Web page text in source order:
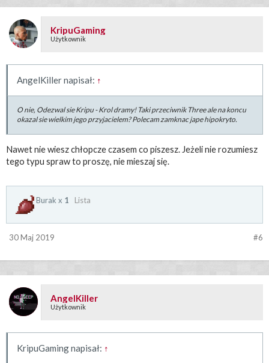
KripuGaming
Użytkownik
AngelKiller napisał: ↑
O nie, Odezwal sie Kripu - Krol dramy! Taki przeciwnik Three ale na koncu
okazal sie wielkim jego przyjacielem? Polecam zamknac jape hipokryto.
Nawet nie wiesz chłopcze czasem co piszesz. Jeżeli nie rozumiesz
tego typu spraw to proszę, nie mieszaj się.
Burak x 1 Lista
#6
30 Maj 2019
AngelKiller
Użytkownik
KripuGaming napisał: ↑